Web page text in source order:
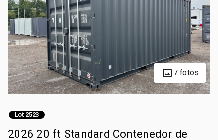
7 fotos
Lot 2523
2026 20 ft Standard Contenedor de